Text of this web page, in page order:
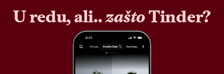
U redu, ali..zaštoTinder?